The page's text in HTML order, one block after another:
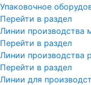
Упаковочное
Перейти в раздел
Линии производства
Перейти в раздел
Линии производства
Перейти в раздел
Линии для